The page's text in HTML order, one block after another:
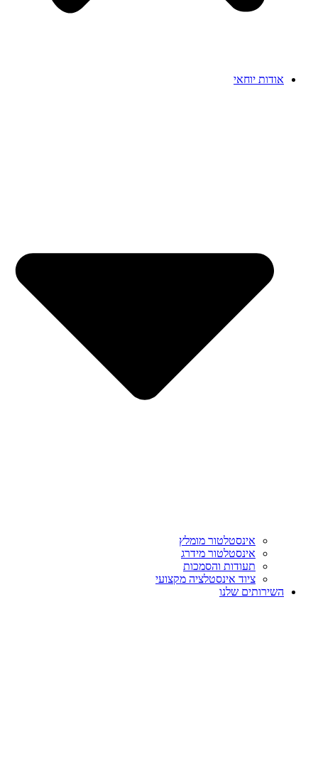
אודות יוחאי
אינסטלטור מומלץ
אינסטלטור מידרג
תעודות והסמכות
ציוד אינסטלציה מקצועי
השירותים שלנו